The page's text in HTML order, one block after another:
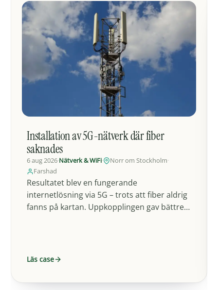
Installation av 5G-nätverk där fiber
saknades
6 aug 2026·Nätverk & WiFi· Norr om Stockholm·
Farshad
Resultatet blev en fungerande
internetlösning via 5G – trots att fiber aldrig
fanns på kartan. Uppkopplingen gav bättre
Läs case